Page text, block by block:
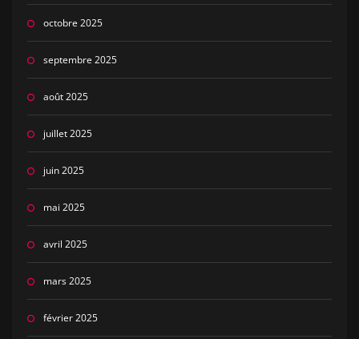
octobre 2025
septembre 2025
août 2025
juillet 2025
juin 2025
mai 2025
avril 2025
mars 2025
février 2025